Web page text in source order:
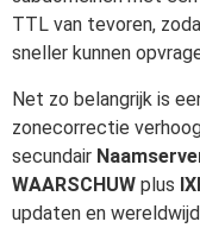
TTL van tevoren,
sneller kunnen
Net zo belangrijk is
zonecorrectie
secundair
WAARSCHUW plus
updaten en